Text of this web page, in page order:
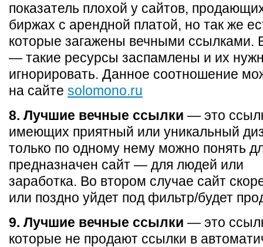
показатель плохой у сайтов,
биржах с арендной платой, но так же
которые загажены вечными ссылками.
— такие ресурсы заспамлены и их
игнорировать. Данное соотношение
на сайте solomono.ru
8. Лучшие вечные ссылки — это
имеющих приятный или уникальный
только по одному нему можно понять
предназначен сайт — для людей или
заработка. Во втором случае сайт
или поздно уйдет под фильтр/будет
9. Лучшие вечные ссылки — это
которые не продают ссылки в